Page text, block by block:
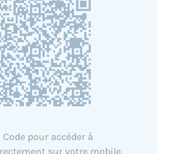
Code pour accéder à
sur votre mobile.